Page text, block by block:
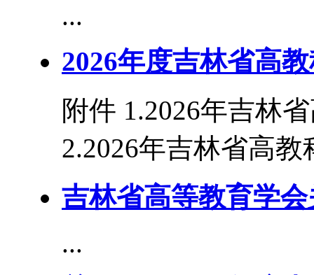
...
2026年度吉林省高
附件 1.2026年吉林
2.2026年吉林省高
吉林省高等教育学
...